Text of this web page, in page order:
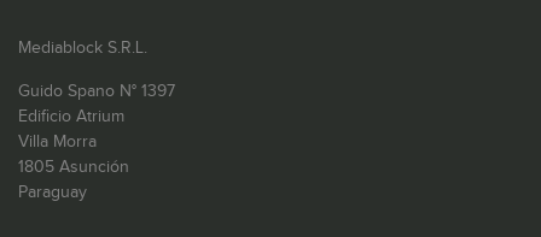
Mediablock S.R.L.
Guido Spano N° 1397
Edificio Atrium
Villa Morra
1805 Asunción
Paraguay